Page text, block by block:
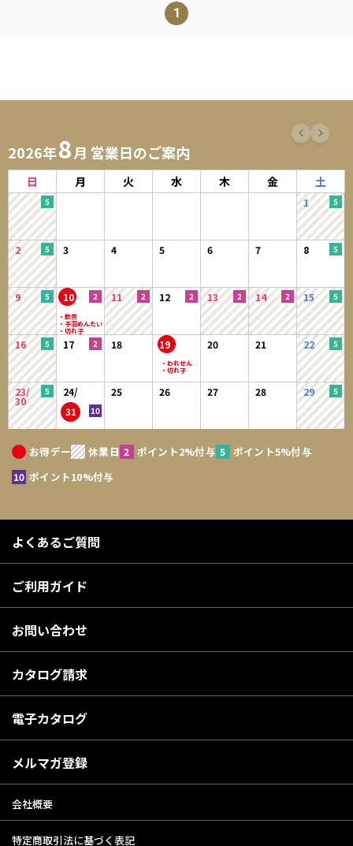
1
2026年8月 営業日のご案内
日 月 火 水 木 金 土
1
2 3 4 5 6 7 8
9 10 11 12 13 14 15
16 17 18 19 20 21 22
23/
30
24/
31
25 26 27 28 29
お得デー 休業日 ポイント2%付与
ポイント5%付与
ポイント10%付与
よくあるご質問
ご利用ガイド
お問い合わせ
カタログ請求
電子カタログ
メルマガ登録
会社概要
特定商取引法に基づく表記